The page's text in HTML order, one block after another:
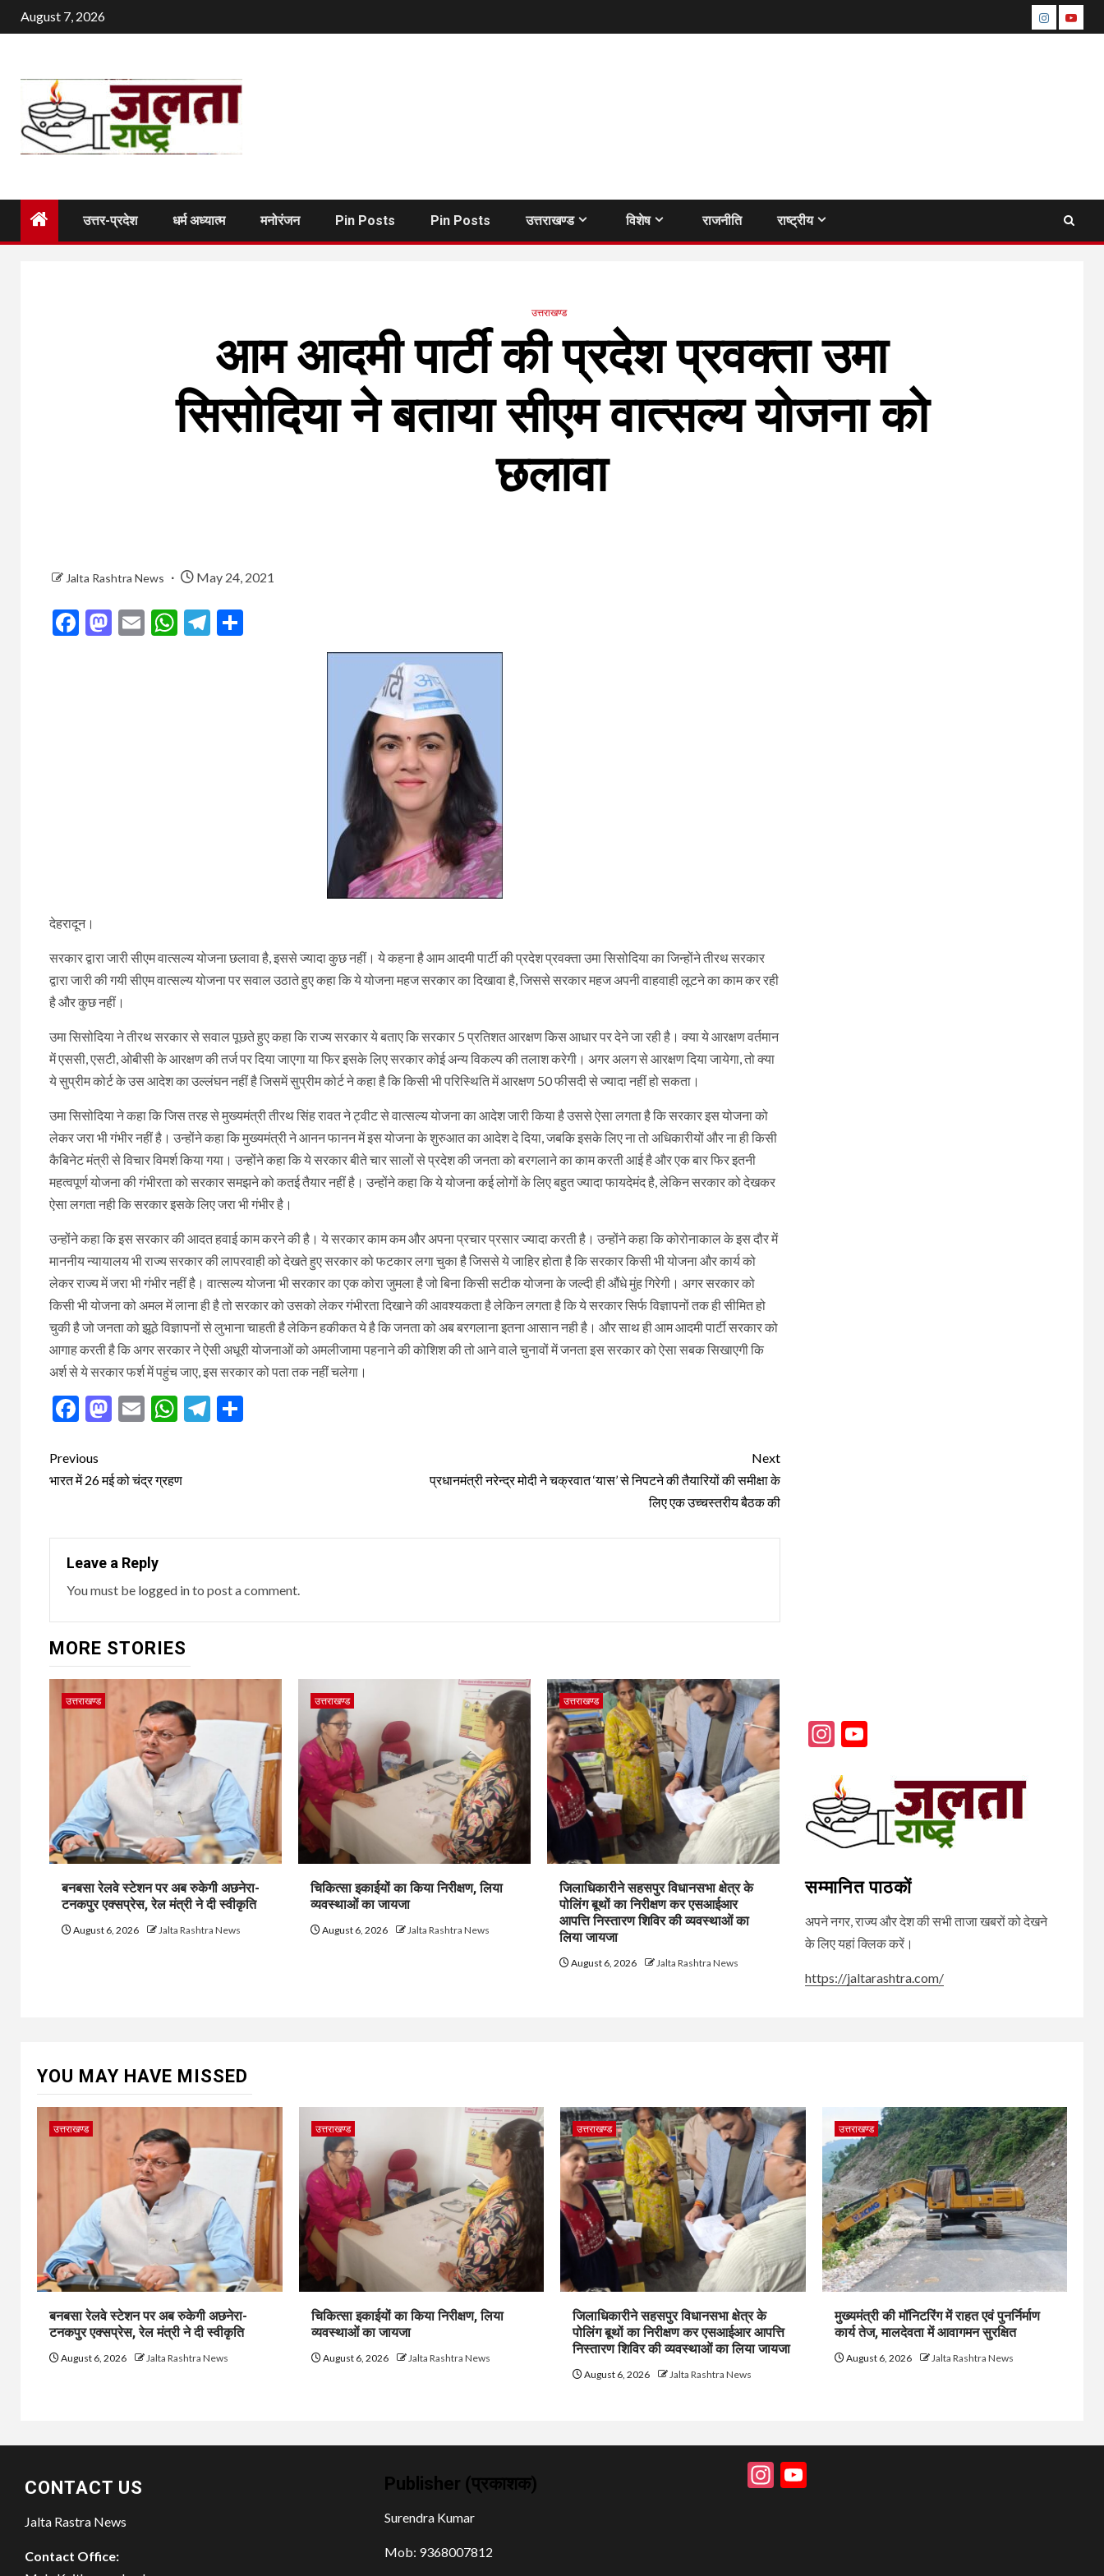
Skip
to
August 7, 2026 instagram
उत्तर-प्रदेश धर्म अध्यात्म मनोरंजन Pin Posts Pin Posts उत्तराखण्ड विशेष राजनीति राष्ट्रीय
उत्तराखण्ड
आम आदमी पार्टी की प्रदेश प्रवक्ता उमा
सिसोदिया ने बताया सीएम वात्सल्य योजना को
छलावा
Jalta Rashtra News May 24, 2021
Facebook
Mastodon
EmailWhatsApp
Telegram
देहरादून।
सरकार द्वारा जारी सीएम वात्सल्य योजना छलावा है, इससे ज्यादा कुछ नहीं। ये कहना है आम आदमी पार्टी की प्रदेश प्रवक्ता उमा सिसोदिया का जिन्होंने तीरथ सरकार
द्वारा जारी की गयी सीएम वात्सल्य योजना पर सवाल उठाते हुए कहा कि ये योजना महज सरकार का दिखावा है, जिससे सरकार महज अपनी वाहवाही लूटने का काम कर रही
है और कुछ नहीं।
उमा सिसोदिया ने तीरथ सरकार से सवाल पूछते हुए कहा कि राज्य सरकार ये बताए कि सरकार 5 प्रतिशत आरक्षण किस आधार पर देने जा रही है। क्या ये आरक्षण वर्तमान
में एससी, एसटी, ओबीसी के आरक्षण की तर्ज पर दिया जाएगा या फिर इसके लिए सरकार कोई अन्य विकल्प की तलाश करेगी। अगर अलग से आरक्षण दिया जायेगा, तो क्या
ये सुप्रीम कोर्ट के उस आदेश का उल्लंघन नहीं है जिसमें सुप्रीम कोर्ट ने कहा है कि किसी भी परिस्थिति में आरक्षण 50 फीसदी से ज्यादा नहीं हो सकता।
उमा सिसोदिया ने कहा कि जिस तरह से मुख्यमंत्री तीरथ सिंह रावत ने ट्वीट से वात्सल्य योजना का आदेश जारी किया है उससे ऐसा लगता है कि सरकार इस योजना को
लेकर जरा भी गंभीर नहीं है। उन्होंने कहा कि मुख्यमंत्री ने आनन फानन में इस योजना के शुरुआत का आदेश दे दिया, जबकि इसके लिए ना तो अधिकारीयों और ना ही किसी
कैबिनेट मंत्री से विचार विमर्श किया गया। उन्होंने कहा कि ये सरकार बीते चार सालों से प्रदेश की जनता को बरगलाने का काम करती आई है और एक बार फिर इतनी
महत्वपूर्ण योजना की गंभीरता को सरकार समझने को कतई तैयार नहीं है। उन्होंने कहा कि ये योजना कई लोगों के लिए बहुत ज्यादा फायदेमंद है, लेकिन सरकार को देखकर
ऐसा लगता नही कि सरकार इसके लिए जरा भी गंभीर है।
उन्होंने कहा कि इस सरकार की आदत हवाई काम करने की है। ये सरकार काम कम और अपना प्रचार प्रसार ज्यादा करती है। उन्होंने कहा कि कोरोनाकाल के इस दौर में
माननीय न्यायालय भी राज्य सरकार की लापरवाही को देखते हुए सरकार को फटकार लगा चुका है जिससे ये जाहिर होता है कि सरकार किसी भी योजना और कार्य को
लेकर राज्य में जरा भी गंभीर नहीं है। वात्सल्य योजना भी सरकार का एक कोरा जुमला है जो बिना किसी सटीक योजना के जल्दी ही औंधे मुंह गिरेगी। अगर सरकार को
किसी भी योजना को अमल में लाना ही है तो सरकार को उसको लेकर गंभीरता दिखाने की आवश्यकता है लेकिन लगता है कि ये सरकार सिर्फ विज्ञापनों तक ही सीमित हो
चुकी है जो जनता को झूठे विज्ञापनों से लुभाना चाहती है लेकिन हकीकत ये है कि जनता को अब बरगलाना इतना आसान नही है। और साथ ही आम आदमी पार्टी सरकार को
आगाह करती है कि अगर सरकार ने ऐसी अधूरी योजनाओं को अमलीजामा पहनाने की कोशिश की तो आने वाले चुनावों में जनता इस सरकार को ऐसा सबक सिखाएगी कि
अर्श से ये सरकार फर्श में पहुंच जाए, इस सरकार को पता तक नहीं चलेगा।
Facebook
Mastodon
EmailWhatsApp
Telegram
Post
navigation
Previous
भारत में 26 मई को चंद्र ग्रहण
Next
प्रधानमंत्री नरेन्द्र मोदी ने चक्रवात ‘यास’ से निपटने की तैयारियों की समीक्षा के
लिए एक उच्चस्तरीय बैठक की
Leave a Reply
You must be logged into post a comment.
MORE STORIES
उत्तराखण्ड
बनबसा रेलवे स्टेशन पर अब रुकेगी अछनेरा-
टनकपुर एक्सप्रेस, रेल मंत्री ने दी स्वीकृति
August 6, 2026 Jalta Rashtra News
उत्तराखण्ड
चिकित्सा इकाईयों का किया निरीक्षण, लिया
व्यवस्थाओं का जायजा
August 6, 2026 Jalta Rashtra News
उत्तराखण्ड
जिलाधिकारीने सहसपुर विधानसभा क्षेत्र के
पोलिंग बूथों का निरीक्षण कर एसआईआर
आपत्ति निस्तारण शिविर की व्यवस्थाओं का
लिया जायजा
August 6, 2026 Jalta Rashtra News
Instagram
YouTube
सम्मानित पाठकों
अपने नगर, राज्य और देश की सभी ताजा खबरों को देखने
के लिए यहां क्लिक करें।
https://jaltarashtra.com/
YOU MAY HAVE MISSED
उत्तराखण्ड
बनबसा रेलवे स्टेशन पर अब रुकेगी अछनेरा-
टनकपुर एक्सप्रेस, रेल मंत्री ने दी स्वीकृति
August 6, 2026 Jalta Rashtra News
उत्तराखण्ड
चिकित्सा इकाईयों का किया निरीक्षण, लिया
व्यवस्थाओं का जायजा
August 6, 2026 Jalta Rashtra News
उत्तराखण्ड
जिलाधिकारीने सहसपुर विधानसभा क्षेत्र के
पोलिंग बूथों का निरीक्षण कर एसआईआर आपत्ति
निस्तारण शिविर की व्यवस्थाओं का लिया जायजा
August 6, 2026 Jalta Rashtra News
उत्तराखण्ड
मुख्यमंत्री की मॉनिटरिंग में राहत एवं पुनर्निर्माण
कार्य तेज, मालदेवता में आवागमन सुरक्षित
August 6, 2026 Jalta Rashtra News
CONTACT US
Jalta Rastra News
Contact Office:
Publisher (प्रकाशक)
Surendra Kumar
Mob: 9368007812
Instagram